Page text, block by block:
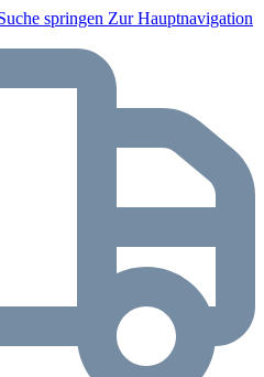
springen Zur Hauptnavigation